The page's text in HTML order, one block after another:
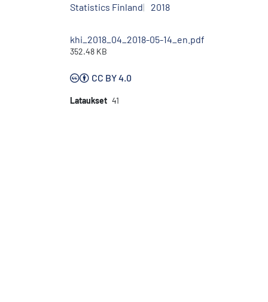
Statistics Finland 2018
khi_2018_04_2018-05-14_en.pdf
352.48 KB
CC BY 4.0
Lataukset 41